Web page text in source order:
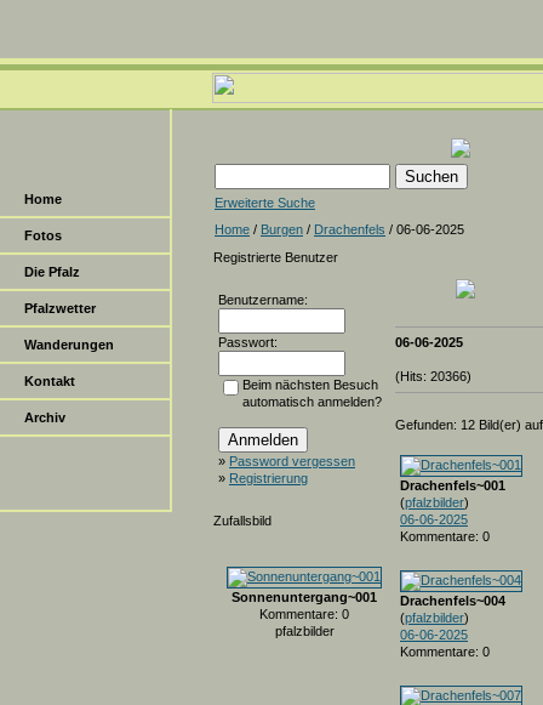
Home
Fotos
Die Pfalz
Pfalzwetter
Wanderungen
Kontakt
Archiv
Erweiterte Suche
Home / Burgen / Drachenfels / 06-06-2025
Registrierte Benutzer
Benutzername:
Passwort:
Beim nächsten Besuch
automatisch anmelden?
» Password vergessen
» Registrierung
Zufallsbild
Sonnenuntergang~001
Kommentare: 0
pfalzbilder
06-06-2025
(Hits: 20366)
Gefunden: 12 Bild(er)
Drachenfels~001
(pfalzbilder)
06-06-2025
Kommentare: 0
Drachenfels~004
(pfalzbilder)
06-06-2025
Kommentare: 0